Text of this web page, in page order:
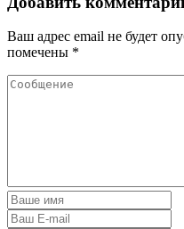
Ваш адрес email не будет
помечены *